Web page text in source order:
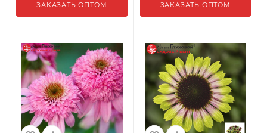
ЗАКАЗАТЬ ОПТОМ ЗАКАЗАТЬ ОПТОМ